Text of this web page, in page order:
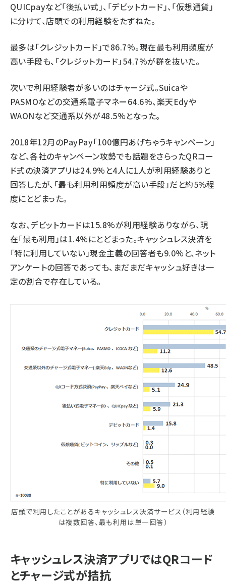
QUICpayなど「後払い式」、「デビットカード」、「仮想通貨」
に分けて、店頭での利用経験をたずねた。
最多は「クレジットカード」で86.7%。現在最も利用頻度が
高い手段も、「クレジットカード」54.7%が群を抜いた。
次いで利用経験者が多いのはチャージ式。Suicaや
PASMOなどの交通系電子マネー64.6%、楽天Edyや
WAONなど交通系以外が48.5%となった。
2018年12月のPayPay「100億円あげちゃうキャンペーン」
など、各社のキャンペーン攻勢でも話題をさらったQRコー
ド式の決済アプリは24.9%と4人に1人が利用経験ありと
回答したが、「最も利用利用頻度が高い手段」だと約5%程
度にとどまった。
なお、デビットカードは15.8%が利用経験ありながら、現
在「最も利用」は1.4%にとどまった。キャッシュレス決済を
「特に利用していない」現金主義の回答者も9.0%と、ネット
アンケートの回答であっても、まだまだキャッシュ好きは一
定の割合で存在している。
店頭で利用したことがあるキャッシュレス決済サービス（利用経験
は複数回答、最も利用は単一回答）
キャッシュレス決済アプリではQRコード
とチャージ式が拮抗